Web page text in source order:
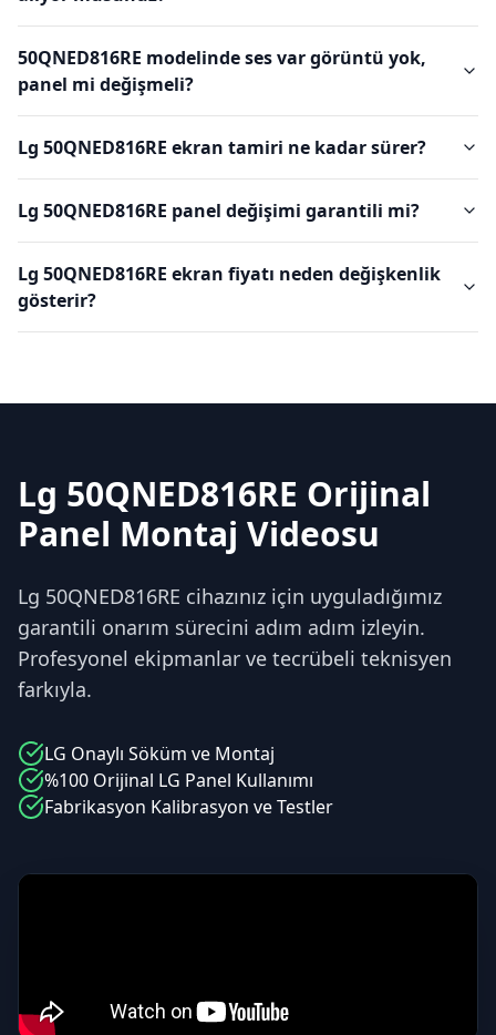
50QNED816RE modelinde ses var görüntü yok,
panel mi değişmeli?
Lg 50QNED816RE ekran tamiri ne kadar sürer?
Lg 50QNED816RE panel değişimi garantili mi?
Lg 50QNED816RE ekran fiyatı neden değişkenlik
gösterir?
Lg 50QNED816RE Orijinal
Panel Montaj Videosu
Lg 50QNED816RE cihazınız için uyguladığımız
garantili onarım sürecini adım adım izleyin.
Profesyonel ekipmanlar ve tecrübeli teknisyen
farkıyla.
LG Onaylı Söküm ve Montaj
%100 Orijinal LG Panel Kullanımı
Fabrikasyon Kalibrasyon ve Testler